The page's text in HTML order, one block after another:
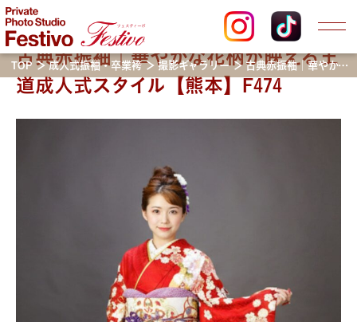
TOP 成人式振袖・卒業袴 撮影ギャラリー 古典赤振袖｜華やかな花柄が映える王道成人式スタイル【熊本】F474
古典赤振袖｜華やかな花柄が映える王
道成人式スタイル【熊本】F474